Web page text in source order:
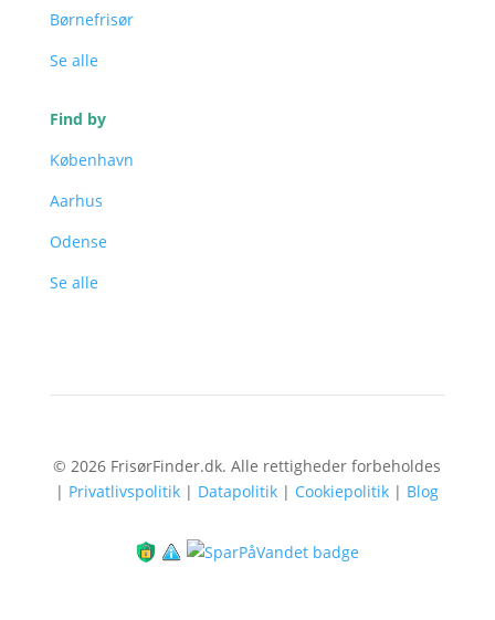
Børnefrisør
Se alle
Find by
København
Aarhus
Odense
Se alle
© 2026 FrisørFinder.dk. Alle rettigheder forbeholdes
| Privatlivspolitik | Datapolitik | Cookiepolitik | Blog